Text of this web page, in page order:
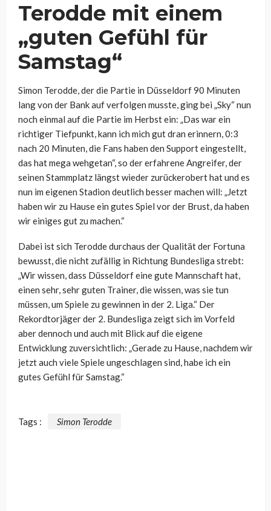
Terodde mit einem
„guten Gefühl für
Samstag“
Simon Terodde, der die Partie in Düsseldorf 90 Minuten
lang von der Bank auf verfolgen musste, ging bei „Sky“ nun
noch einmal auf die Partie im Herbst ein: „Das war ein
richtiger Tiefpunkt, kann ich mich gut dran erinnern, 0:3
nach 20 Minuten, die Fans haben den Support eingestellt,
das hat mega wehgetan“, so der erfahrene Angreifer, der
seinen Stammplatz längst wieder zurückerobert hat und es
nun im eigenen Stadion deutlich besser machen will: „Jetzt
haben wir zu Hause ein gutes Spiel vor der Brust, da haben
wir einiges gut zu machen.“
Dabei ist sich Terodde durchaus der Qualität der Fortuna
bewusst, die nicht zufällig in Richtung Bundesliga strebt:
„Wir wissen, dass Düsseldorf eine gute Mannschaft hat,
einen sehr, sehr guten Trainer, die wissen, was sie tun
müssen, um Spiele zu gewinnen in der 2. Liga.“ Der
Rekordtorjäger der 2. Bundesliga zeigt sich im Vorfeld
aber dennoch und auch mit Blick auf die eigene
Entwicklung zuversichtlich: „Gerade zu Hause, nachdem wir
jetzt auch viele Spiele ungeschlagen sind, habe ich ein
gutes Gefühl für Samstag.“
Tags : Simon Terodde